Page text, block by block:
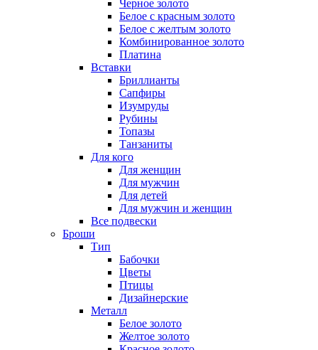
Черное золото
Белое с красным золото
Белое с желтым золото
Комбинированное золото
Платина
Вставки
Бриллианты
Сапфиры
Изумруды
Рубины
Топазы
Танзаниты
Для кого
Для женщин
Для мужчин
Для детей
Для мужчин и женщин
Все подвески
Броши
Тип
Бабочки
Цветы
Птицы
Дизайнерские
Металл
Белое золото
Желтое золото